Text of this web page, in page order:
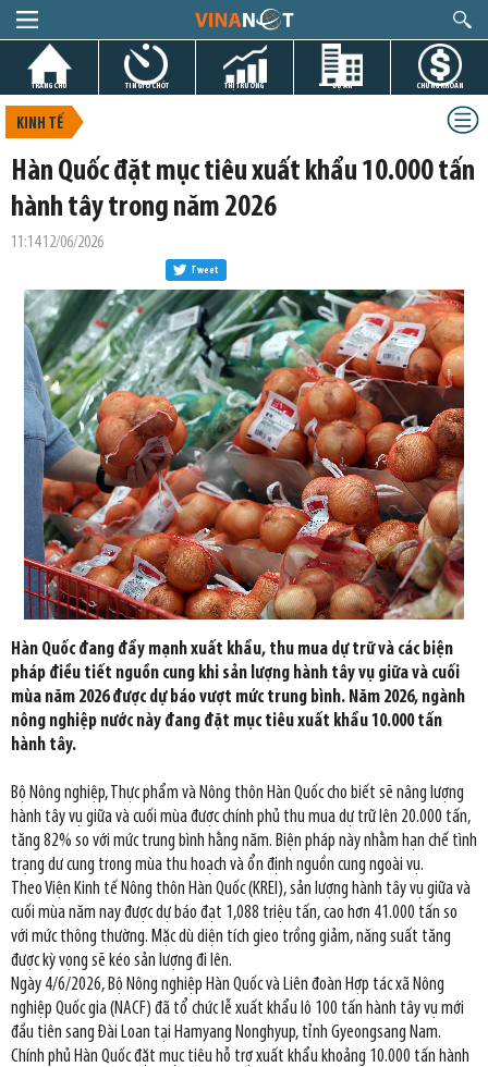
TRANG CHỦ TIN GIỜ CHÓT THỊ TRƯỜNG DỰ ÁN CHỨNG KHOÁN
KINH TẾ
Hàn Quốc đặt mục tiêu xuất khẩu 10.000 tấn
hành tây trong năm 2026
11:14 12/06/2026
Tweet
Hàn Quốc đang đẩy mạnh xuất khẩu, thu mua dự trữ và các biện
pháp điều tiết nguồn cung khi sản lượng hành tây vụ giữa và cuối
mùa năm 2026 được dự báo vượt mức trung bình. Năm 2026, ngành
nông nghiệp nước này đang đặt mục tiêu xuất khẩu 10.000 tấn
hành tây.
Bộ Nông nghiệp, Thực phẩm và Nông thôn Hàn Quốc cho biết sẽ nâng lượng
hành tây vụ giữa và cuối mùa được chính phủ thu mua dự trữ lên 20.000 tấn,
tăng 82% so với mức trung bình hằng năm. Biện pháp này nhằm hạn chế tình
trạng dư cung trong mùa thu hoạch và ổn định nguồn cung ngoài vụ.
Theo Viện Kinh tế Nông thôn Hàn Quốc (KREI), sản lượng hành tây vụ giữa và
cuối mùa năm nay được dự báo đạt 1,088 triệu tấn, cao hơn 41.000 tấn so
với mức thông thường. Mặc dù diện tích gieo trồng giảm, năng suất tăng
được kỳ vọng sẽ kéo sản lượng đi lên.
Ngày 4/6/2026, Bộ Nông nghiệp Hàn Quốc và Liên đoàn Hợp tác xã Nông
nghiệp Quốc gia (NACF) đã tổ chức lễ xuất khẩu lô 100 tấn hành tây vụ mới
đầu tiên sang Đài Loan tại Hamyang Nonghyup, tỉnh Gyeongsang Nam.
Chính phủ Hàn Quốc đặt mục tiêu hỗ trợ xuất khẩu khoảng 10.000 tấn hành